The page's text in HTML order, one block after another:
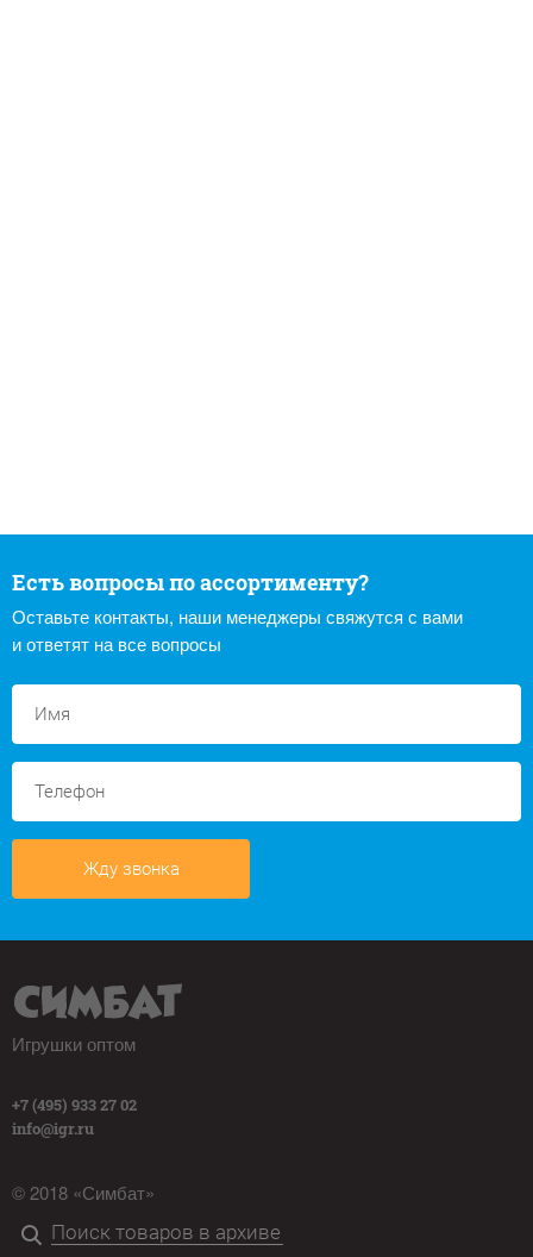
Есть вопросы по ассортименту?
Оставьте контакты, наши менеджеры свяжутся с вами
и ответят на все вопросы
Жду звонка
Игрушки оптом
+7 (495) 933 27 02
info@igr.ru
© 2018 «Симбат»